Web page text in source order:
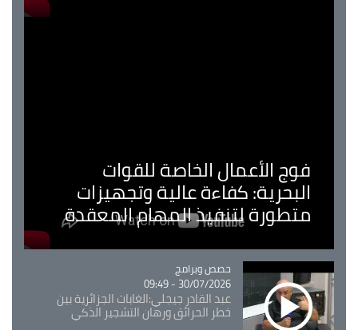
فوج الأعمال الخاصة للقوات
البحرية: كفاءة عالية وتجهيزات
متطورة لتنفيذ المهام المعقدة
Catégorie
حصص وبرامج
30/07/2026 - 09:49
عبد القادر جيجلي:الغابات الجزائرية بين
خطر الحرائق ورهان التشجير الذكي